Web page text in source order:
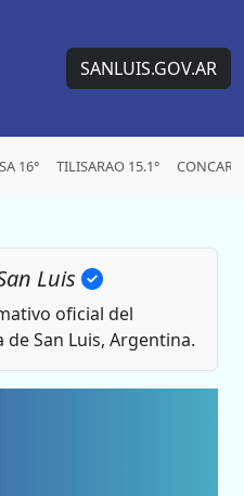
SANLUIS.GOV.AR
16° TILISARAO 15.1°
Luis
oficial del
San Luis, Argentina.